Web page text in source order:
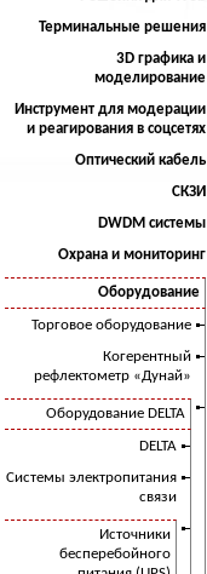
Терминальные решения
3D графика и
моделирование
Инструмент для модерации
и реагирования в соцсетях
Оптический кабель
СКЗИ
DWDM системы
Охрана и мониторинг
Оборудование
Торговое оборудование
Когерентный
рефлектометр «Дунай»
Оборудование DELTA
DELTA
Системы электропитания
связи
Источники
бесперебойного